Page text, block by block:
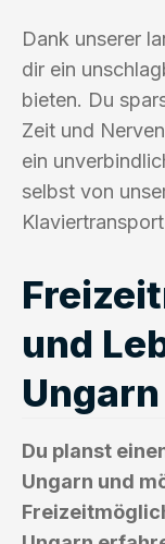
Dank unserer
dir ein
bieten. Du
Zeit und
ein
selbst von
und
Ungarn
Du planst
Ungarn und